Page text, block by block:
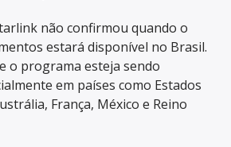
não confirmou quando o
estará disponível no Brasil.
o programa esteja sendo
em países como Estados
França, México e Reino